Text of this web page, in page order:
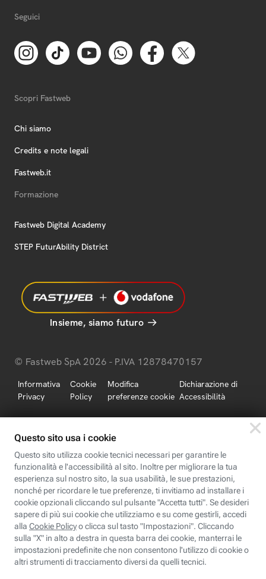
Seguici
Scopri Fastweb
Chi siamo
Credits e note legali
Fastweb.it
Formazione
Fastweb Digital Academy
STEP FuturAbility District
Insieme, siamo futuro
© Fastweb SpA 2026 - P.IVA 12878470157
Informativa
Privacy
Cookie
Policy
Modifica
preferenze cookie
Dichiarazione di
Accessibilità